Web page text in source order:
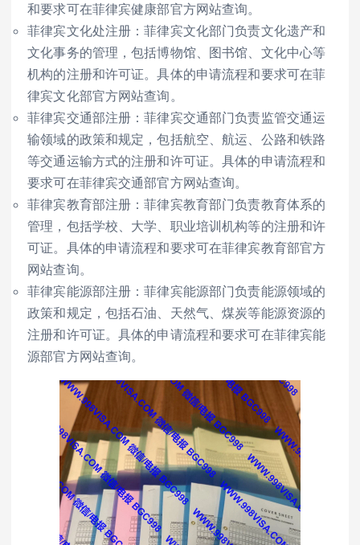
和要求可在菲律宾健康部官方网站查询。
菲律宾文化处注册：菲律宾文化部门负责文化遗产和
文化事务的管理，包括博物馆、图书馆、文化中心等
机构的注册和许可证。具体的申请流程和要求可在菲
律宾文化部官方网站查询。
菲律宾交通部注册：菲律宾交通部门负责监管交通运
输领域的政策和规定，包括航空、航运、公路和铁路
等交通运输方式的注册和许可证。具体的申请流程和
要求可在菲律宾交通部官方网站查询。
菲律宾教育部注册：菲律宾教育部门负责教育体系的
管理，包括学校、大学、职业培训机构等的注册和许
可证。具体的申请流程和要求可在菲律宾教育部官方
网站查询。
菲律宾能源部注册：菲律宾能源部门负责能源领域的
政策和规定，包括石油、天然气、煤炭等能源资源的
注册和许可证。具体的申请流程和要求可在菲律宾能
源部官方网站查询。